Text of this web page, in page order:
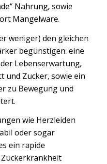
Nahrung, sowie
Mangelware.
weniger) den gleichen
begünstigen: eine
Lebenserwartung,
und Zucker, sowie ein
zu Bewegung und
wie Herzleiden
oder sogar
ein rapide
Zuckerkrankheit